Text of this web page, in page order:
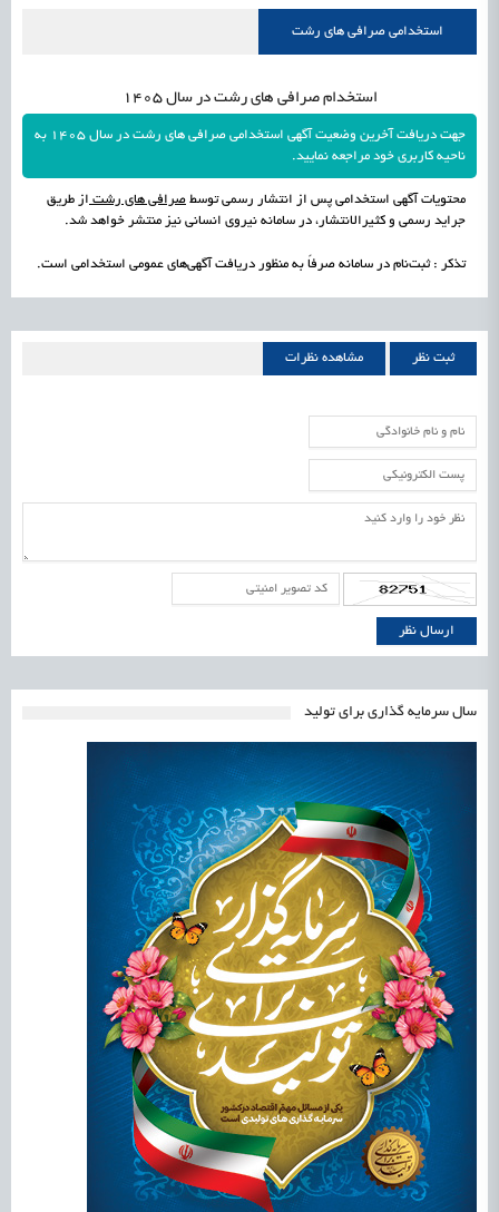
اشتغال و کارآفرینی رسیدن مجوز ایجاد «سندباکس» به نهادهای توسعه‌ای و صنفیاستخدامی صرافی های رشت
استخدام صرافی های رشت در سال 1405
جهت دریافت آخرین وضعیت آگهی استخدامی صرافی های رشت در سال 1405 به
ناحیه کاربری خود مراجعه نمایید.
محتویات آگهی استخدامی پس از انتشار رسمی توسط صرافی های رشت از طریق
جراید رسمی و کثیرالانتشار، در سامانه نیروی انسانی نیز منتشر خواهد شد.
تذکر : ثبت‌نام در سامانه صرفاً به منظور دریافت آگهی‌های عمومی استخدامی است.
ثبت نظر مشاهده نظرات
سال سرمایه گذاری برای تولید